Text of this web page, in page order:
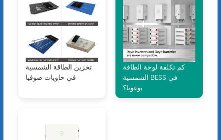
تخزين الطاقة الشمسية
في حاويات صوفيا
كم تكلفة لوحة الطاقة
الشمسية BESS في
بوغوتا؟